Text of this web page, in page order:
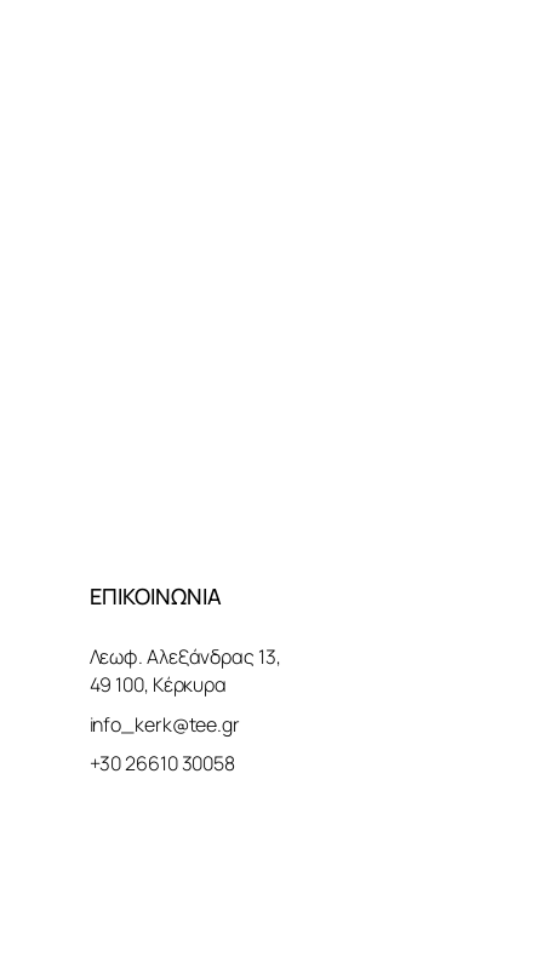
ΕΠΙΚΟΙΝΩΝΙΑ
Λεωφ. Αλεξάνδρας 13,
49 100, Κέρκυρα
info_kerk@tee.gr
+30 26610 30058